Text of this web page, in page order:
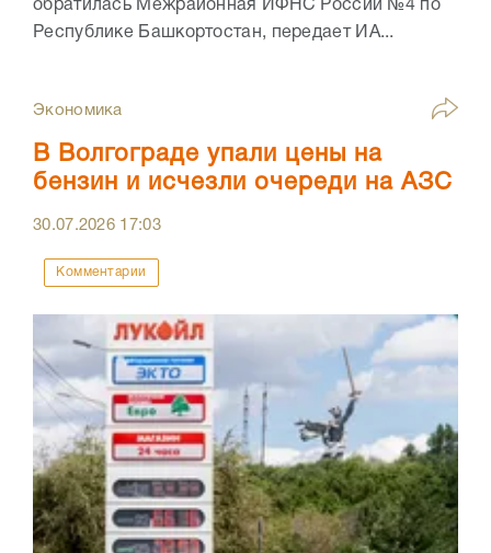
обратилась Межрайонная ИФНС России №4 по
Республике Башкортостан, передает ИА...
Экономика
В Волгограде упали цены на
бензин и исчезли очереди на АЗС
30.07.2026 17:03
Комментарии